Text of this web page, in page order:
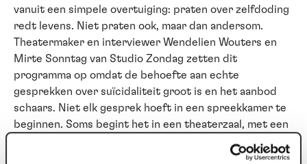
vanuit een simpele overtuiging: praten over zelfdoding
redt levens. Niet praten ook, maar dan andersom.
Theatermaker en interviewer Wendelien Wouters en
Mirte Sonntag van Studio Zondag zetten dit
programma op omdat de behoefte aan echte
gesprekken over suïcidaliteit groot is en het aanbod
schaars. Niet elk gesprek hoeft in een spreekkamer te
beginnen. Soms begint het in een theaterzaal, met een
al lang voelde. Mirte Sonntag zweeg zelf ruim 25 jaar